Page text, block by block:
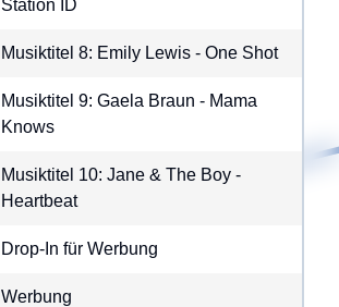
Station ID
Musiktitel 8: Emily Lewis - One Shot
Musiktitel 9: Gaela Braun - Mama
Knows
Musiktitel 10: Jane & The Boy -
Heartbeat
Drop-In für Werbung
Werbung